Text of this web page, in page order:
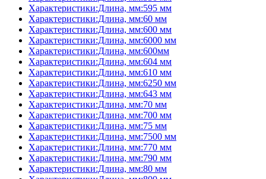
Характеристики:Длина, мм:595 мм
Характеристики:Длина, мм:60 мм
Характеристики:Длина, мм:600 мм
Характеристики:Длина, мм:6000 мм
Характеристики:Длина, мм:600мм
Характеристики:Длина, мм:604 мм
Характеристики:Длина, мм:610 мм
Характеристики:Длина, мм:6250 мм
Характеристики:Длина, мм:643 мм
Характеристики:Длина, мм:70 мм
Характеристики:Длина, мм:700 мм
Характеристики:Длина, мм:75 мм
Характеристики:Длина, мм:7500 мм
Характеристики:Длина, мм:770 мм
Характеристики:Длина, мм:790 мм
Характеристики:Длина, мм:80 мм